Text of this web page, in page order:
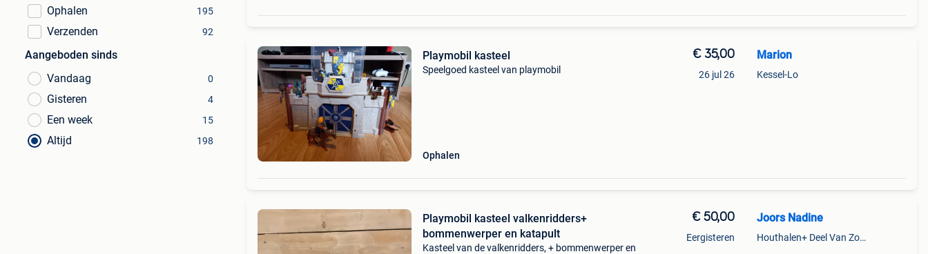
Ophalen
195
Verzenden 92
Aangeboden sinds
Vandaag
0
Gisteren 4
Een week 15
Altijd 198
Playmobil kasteel
Speelgoed kasteel van playmobil
Ophalen
€ 35,00
26 jul 26
Marion
Kessel-Lo
Playmobil kasteel valkenridders+
bommenwerper en katapult
Kasteel van de valkenridders, + bommenwerper en
€ 50,00
Eergisteren
Joors Nadine
Houthalen+ Deel Van Zonhoven En Zolder